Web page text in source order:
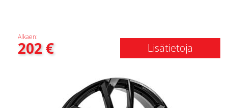
Alkaen:
202€ Lisätietoja